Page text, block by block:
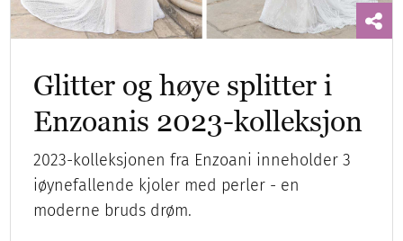
Glitter og høye splitter i
Enzoanis 2023-kolleksjon
2023-kolleksjonen fra Enzoani inneholder 3
iøynefallende kjoler med perler - en
moderne bruds drøm.